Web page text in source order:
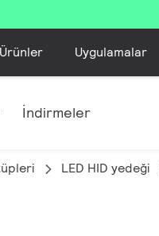
Ürünler Uygulamalar
İndirmeler
LED HID yedeği